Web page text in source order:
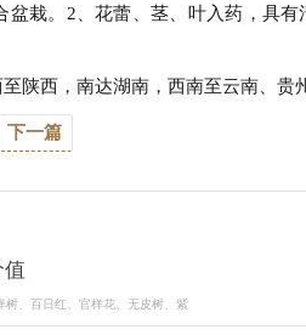
栽。2、花蕾、茎、叶入药，具有
陕西，南达湖南，西南至云南、贵
下一篇
树、百日红、官样花、无皮树、紫